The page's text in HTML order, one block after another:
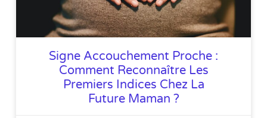
Signe Accouchement Proche :
Comment Reconnaître Les
Premiers Indices Chez La
Future Maman ?